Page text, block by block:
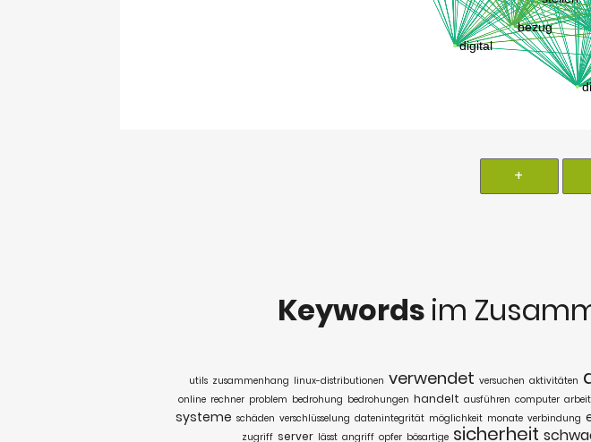
+
Keywords im
utils zusammenhang linux-distributionen verwendet versuchen aktivitäten
online rechner problem bedrohung bedrohungen handelt ausführen computer arbeit
systeme schäden verschlüsselung datenintegrität möglichkeit monate verbindung
zugriff server lässt angriff opfer bösartige sicherheit